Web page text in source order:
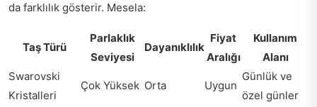
da farklılık gösterir. Mesela:
Taş Türü
Parlaklık
Seviyesi
Dayanıklılık
Fiyat
Aralığı
Kullanım
Alanı
Swarovski
Kristalleri
Çok Yüksek Orta Uygun
Günlük ve
özel günler